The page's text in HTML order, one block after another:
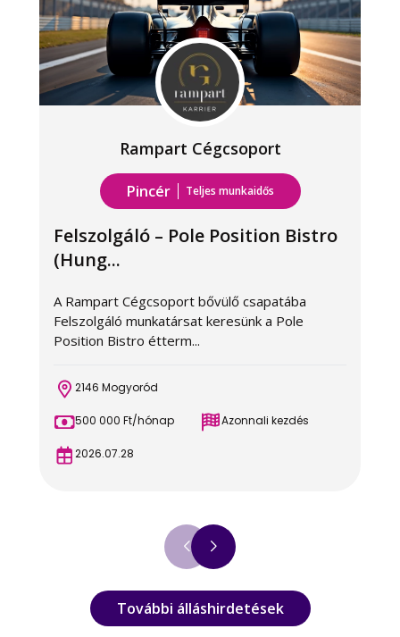
Rampart Cégcsoport
Pincér Teljes munkaidős
Felszolgáló – Pole Position Bistro
(Hung...
A Rampart Cégcsoport bővülő csapatába
Felszolgáló munkatársat keresünk a Pole
Position Bistro étterm...
2146 Mogyoród
500 000 Ft/hónap Azonnali kezdés
2026.07.28
További álláshirdetések